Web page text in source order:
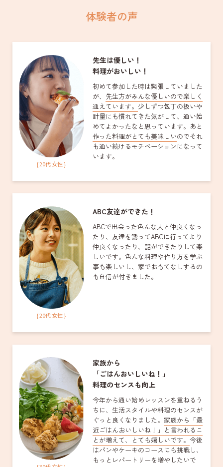
体験者の声
{ 20代 女性 }
先生は優しい！
料理がおいしい！
初めて参加した時は緊張していました
が、 先生方がみんな優しいので楽しく
通えています。 少しずつ包丁の扱いや
計量にも慣れてきた気がして、通い始
めてよかったなと思っています。あと
作った料理がとても美味しいのでそれ
も通い続けるモチベーションになって
います。
{ 20代 女性 }
ABC友達ができた！
ABCで出会った色んな人と仲良く なっ
たり、友達を誘ってABCに行ってより
仲良くなったり、話ができたりして楽
しいです。色んな料理や作り方を学ぶ
事も楽しいし、家でおもてなしするの
も自信が付きました。
家族から
「ごはんおいしいね！」
料理のセンスも向上
今年から通い始めレッスンを重ねるう
ちに、生活スタイルや料理のセンスが
ぐっと良くなりました。 家族から「最
近ごはんおいしいね！」と言われるこ
とが増えて、とても嬉しいです。 今後
はパンやケーキのコースにも挑戦し、
もっとレパートリーを増やしたいで